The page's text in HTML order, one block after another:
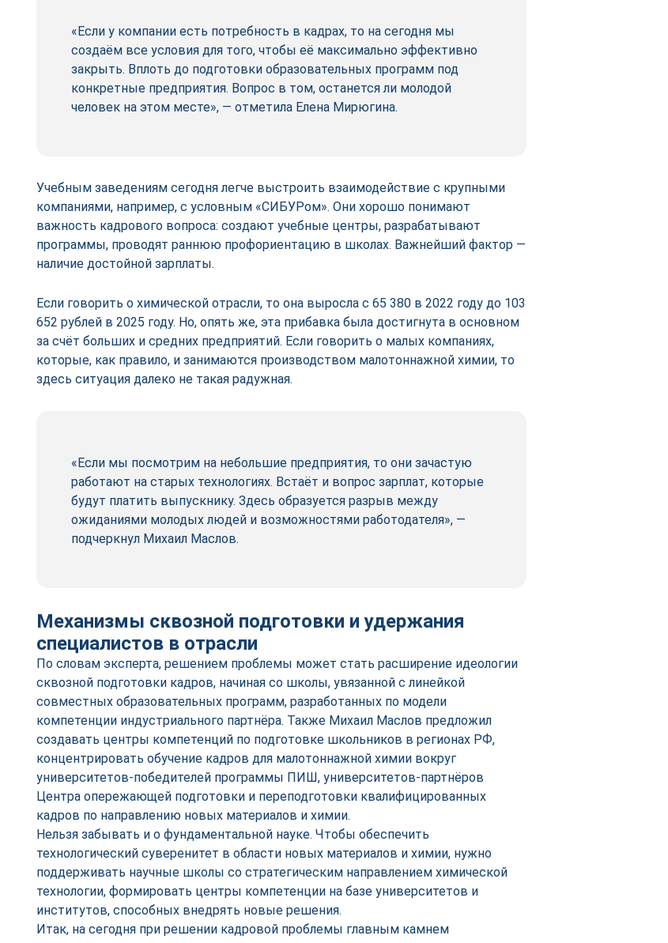
«Если у компании есть потребность в кадрах, то на сегодня мы
создаём все условия для того, чтобы её максимально эффективно
закрыть. Вплоть до подготовки образовательных программ под
конкретные предприятия. Вопрос в том, останется ли молодой
человек на этом месте», — отметила Елена Мирюгина.
Учебным заведениям сегодня легче выстроить взаимодействие с крупными
компаниями, например, с условным «СИБУРом». Они хорошо понимают
важность кадрового вопроса: создают учебные центры, разрабатывают
программы, проводят раннюю профориентацию в школах. Важнейший фактор —
наличие достойной зарплаты.
Если говорить о химической отрасли, то она выросла с 65 380 в 2022 году до 103
652 рублей в 2025 году. Но, опять же, эта прибавка была достигнута в основном
за счёт больших и средних предприятий. Если говорить о малых компаниях,
которые, как правило, и занимаются производством малотоннажной химии, то
здесь ситуация далеко не такая радужная.
«Если мы посмотрим на небольшие предприятия, то они зачастую
работают на старых технологиях. Встаёт и вопрос зарплат, которые
будут платить выпускнику. Здесь образуется разрыв между
ожиданиями молодых людей и возможностями работодателя», —
подчеркнул Михаил Маслов.
Механизмы сквозной подготовки и удержания
специалистов в отрасли
По словам эксперта, решением проблемы может стать расширение идеологии
сквозной подготовки кадров, начиная со школы, увязанной с линейкой
совместных образовательных программ, разработанных по модели
компетенции индустриального партнёра. Также Михаил Маслов предложил
создавать центры компетенций по подготовке школьников в регионах РФ,
концентрировать обучение кадров для малотоннажной химии вокруг
университетов-победителей программы ПИШ, университетов-партнёров
Центра опережающей подготовки и переподготовки квалифицированных
кадров по направлению новых материалов и химии.
Нельзя забывать и о фундаментальной науке. Чтобы обеспечить
технологический суверенитет в области новых материалов и химии, нужно
поддерживать научные школы со стратегическим направлением химической
технологии, формировать центры компетенции на базе университетов и
институтов, способных внедрять новые решения.
Итак, на сегодня при решении кадровой проблемы главным камнем